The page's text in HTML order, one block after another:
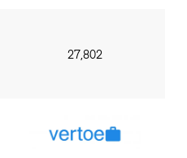
27,802